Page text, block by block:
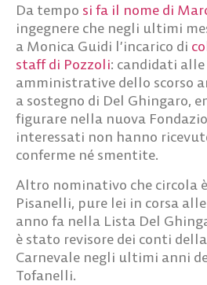
Da tempo si fa il nome di
ingegnere che negli ultimi
a Monica Guidi l’incarico di
staff di Pozzoli: candidati
amministrative dello scorso
a sostegno di Del Ghingaro,
figurare nella nuova
interessati non hanno
conferme né smentite.
Altro nominativo che circola
Pisanelli, pure lei in corsa
anno fa nella Lista Del
è stato revisore dei conti
Carnevale negli ultimi anni
Tofanelli.